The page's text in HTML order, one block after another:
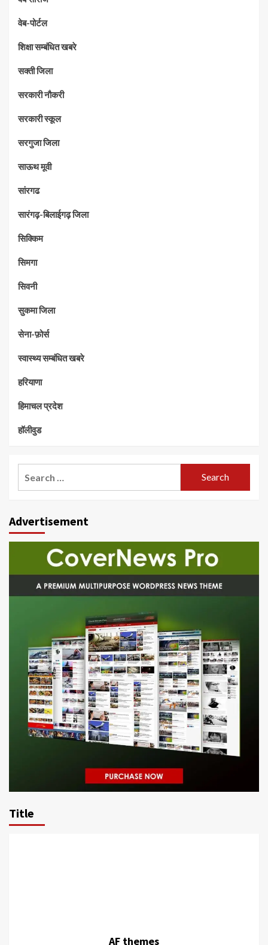
वेब-पोर्टल
शिक्षा सम्बंधित खबरे
सक्ती जिला
सरकारी नौकरी
सरकारी स्कूल
सरगुजा जिला
साऊथ मूवी
सांरगढ
सारंगढ़-बिलाईगढ़ जिला
सिक्किम
सिमगा
सिवनी
सुकमा जिला
सेना-फ़ोर्स
स्वास्थ्य सम्बंधित खबरे
हरियाणा
हिमाचल प्रदेश
हॉलीवुड
Advertisement
Title
AF themes